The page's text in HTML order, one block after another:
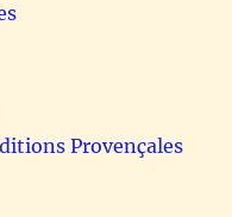
Provençales